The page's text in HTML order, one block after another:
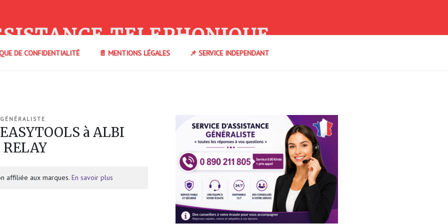
TELEPHONIQUE
DE CONFIDENTIALITÉ 📄 MENTIONS LÉGALES 📌 SERVICE INDEPENDANT
à ALBI
affiliée aux marques. En savoir plus